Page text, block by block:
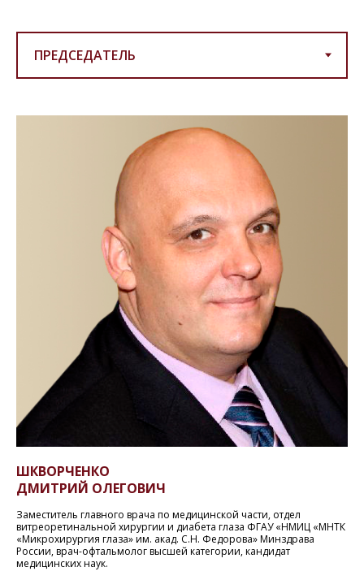
ШКВОРЧЕНКО
ДМИТРИЙ ОЛЕГОВИЧ
Заместитель главного врача по медицинской части, отдел
витреоретинальной хирургии и диабета глаза ФГАУ «НМИЦ «МНТК
«Микрохирургия глаза» им. акад. С.Н. Федорова» Минздрава
России, врач-офтальмолог высшей категории, кандидат
медицинских наук.